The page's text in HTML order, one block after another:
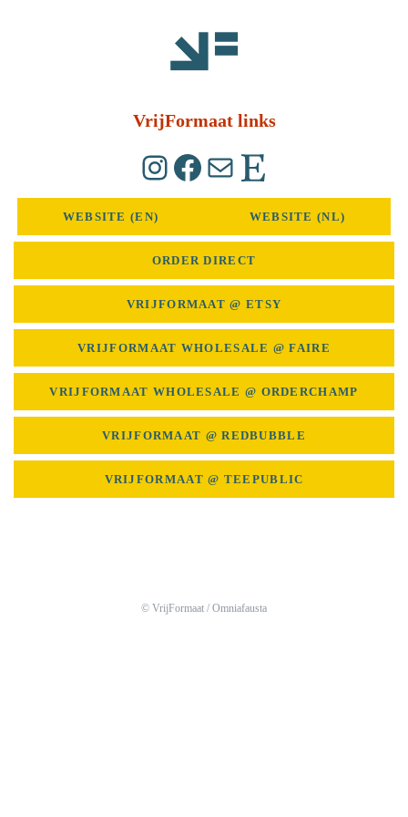
VrijFormaat links
InstagramFacebookE-mail Etsy
WEBSITE (EN) WEBSITE (NL)
ORDER DIRECT
VRIJFORMAAT @ ETSY
VRIJFORMAAT WHOLESALE @ FAIRE
VRIJFORMAAT WHOLESALE @ ORDERCHAMP
VRIJFORMAAT @ REDBUBBLE
VRIJFORMAAT @ TEEPUBLIC
© VrijFormaat / Omniafausta